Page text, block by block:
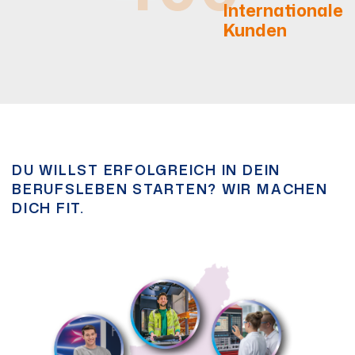
400+
Internationale
Kunden
DU WILLST ERFOLGREICH IN DEIN
BERUFSLEBEN STARTEN? WIR MACHEN
DICH FIT.